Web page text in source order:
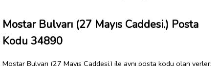
Mostar Bulvarı (27 Mayıs Caddesi.) Posta
Kodu 34890
Mostar Bulvarı (27 Mayıs Caddesi.) ile aynı posta kodu olan yerler: